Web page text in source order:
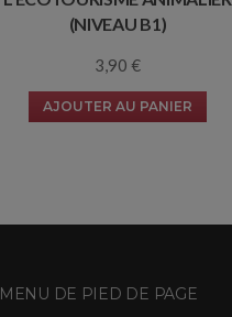
(NIVEAU B1)
3,90 €
AJOUTER AU PANIER
MENU DE PIED DE PAGE